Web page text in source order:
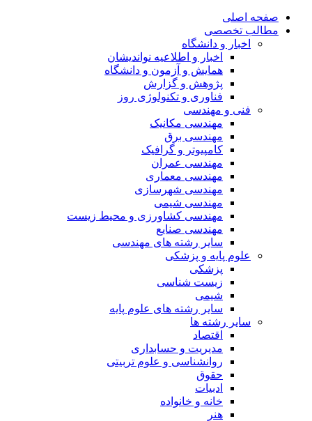
صفحه اصلی
مطالب تخصصی
اخبار و دانشگاه
اخبار و اطلاعیه نواندیشان
همایش و آزمون و دانشگاه
پژوهش و گزارش
فناوری و تکنولوژی روز
فنی و مهندسی
مهندسی مکانیک
مهندسی برق
کامپیوتر و گرافیک
مهندسی عمران
مهندسی معماری
مهندسی شهرسازی
مهندسی شیمی
مهندسی کشاورزی و محیط زیست
مهندسی صنایع
سایر رشته های مهندسی
علوم پایه و پزشکی
پزشکی
زیست شناسی
شیمی
سایر رشته های علوم پایه
سایر رشته ها
اقتصاد
مدیریت و حسابداری
روانشناسی و علوم تربیتی
حقوق
ادبیات
خانه و خانواده
هنر